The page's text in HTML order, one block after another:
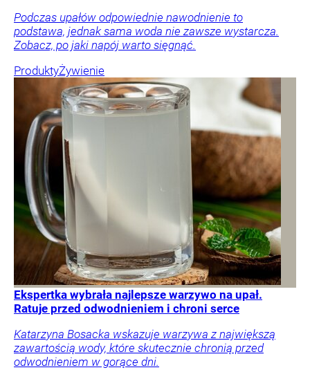
Podczas upałów odpowiednie nawodnienie to
podstawa, jednak sama woda nie zawsze wystarcza.
Zobacz, po jaki napój warto sięgnąć.
ProduktyŻywienie
Ekspertka wybrała najlepsze warzywo na upał.
Ratuje przed odwodnieniem i chroni serce
Katarzyna Bosacka wskazuje warzywa z największą
zawartością wody, które skutecznie chronią przed
odwodnieniem w gorące dni.